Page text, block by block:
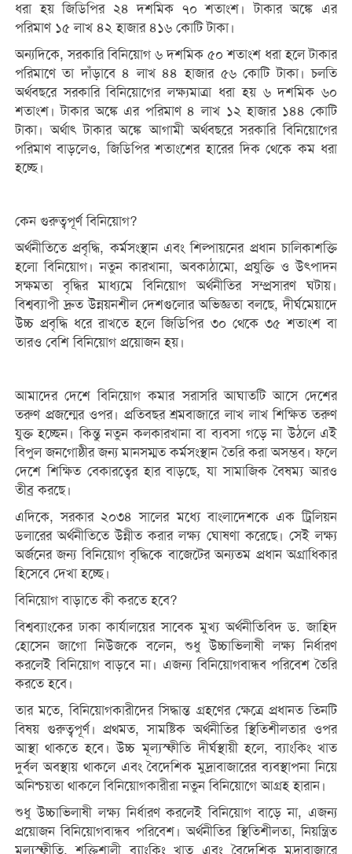
ধরা হয় জিডিপির ২৪ দশমিক ৭০ শতাংশ। টাকার অঙ্কে এর
পরিমাণ ১৫ লাখ ৪২ হাজার ৪১৬ কোটি টাকা।
অন্যদিকে, সরকারি বিনিয়োগ ৬ দশমিক ৫০ শতাংশ ধরা হলে টাকার
পরিমাণে তা দাঁড়াবে ৪ লাখ ৪৪ হাজার ৫৬ কোটি টাকা। চলতি
অর্থবছরে সরকারি বিনিয়োগের লক্ষ্যমাত্রা ধরা হয় ৬ দশমিক ৬০
শতাংশ। টাকার অঙ্কে এর পরিমাণ ৪ লাখ ১২ হাজার ১৪৪ কোটি
টাকা। অর্থাৎ টাকার অঙ্কে আগামী অর্থবছরে সরকারি বিনিয়োগের
পরিমাণ বাড়লেও, জিডিপির শতাংশের হারের দিক থেকে কম ধরা
হচ্ছে।
কেন গুরুত্বপূর্ণ বিনিয়োগ?
অর্থনীতিতে প্রবৃদ্ধি, কর্মসংস্থান এবং শিল্পায়নের প্রধান চালিকাশক্তি
হলো বিনিয়োগ। নতুন কারখানা, অবকাঠামো, প্রযুক্তি ও উৎপাদন
সক্ষমতা বৃদ্ধির মাধ্যমে বিনিয়োগ অর্থনীতির সম্প্রসারণ ঘটায়।
বিশ্বব্যাপী দ্রুত উন্নয়নশীল দেশগুলোর অভিজ্ঞতা বলছে, দীর্ঘমেয়াদে
উচ্চ প্রবৃদ্ধি ধরে রাখতে হলে জিডিপির ৩০ থেকে ৩৫ শতাংশ বা
তারও বেশি বিনিয়োগ প্রয়োজন হয়।
আমাদের দেশে বিনিয়োগ কমার সরাসরি আঘাতটি আসে দেশের
তরুণ প্রজন্মের ওপর। প্রতিবছর শ্রমবাজারে লাখ লাখ শিক্ষিত তরুণ
যুক্ত হচ্ছেন। কিন্তু নতুন কলকারখানা বা ব্যবসা গড়ে না উঠলে এই
বিপুল জনগোষ্ঠীর জন্য মানসম্মত কর্মসংস্থান তৈরি করা অসম্ভব। ফলে
দেশে শিক্ষিত বেকারত্বের হার বাড়ছে, যা সামাজিক বৈষম্য আরও
তীব্র করছে।
এদিকে, সরকার ২০৩৪ সালের মধ্যে বাংলাদেশকে এক ট্রিলিয়ন
ডলারের অর্থনীতিতে উন্নীত করার লক্ষ্য ঘোষণা করেছে। সেই লক্ষ্য
অর্জনের জন্য বিনিয়োগ বৃদ্ধিকে বাজেটের অন্যতম প্রধান অগ্রাধিকার
হিসেবে দেখা হচ্ছে।
বিনিয়োগ বাড়াতে কী করতে হবে?
বিশ্বব্যাংকের ঢাকা কার্যালয়ের সাবেক মুখ্য অর্থনীতিবিদ ড. জাহিদ
হোসেন জাগো নিউজকে বলেন, শুধু উচ্চাভিলাষী লক্ষ্য নির্ধারণ
করলেই বিনিয়োগ বাড়বে না। এজন্য বিনিয়োগবান্ধব পরিবেশ তৈরি
করতে হবে।
তার মতে, বিনিয়োগকারীদের সিদ্ধান্ত গ্রহণের ক্ষেত্রে প্রধানত তিনটি
বিষয় গুরুত্বপূর্ণ। প্রথমত, সামষ্টিক অর্থনীতির স্থিতিশীলতার ওপর
আস্থা থাকতে হবে। উচ্চ মূল্যস্ফীতি দীর্ঘস্থায়ী হলে, ব্যাংকিং খাত
দুর্বল অবস্থায় থাকলে এবং বৈদেশিক মুদ্রাবাজারের ব্যবস্থাপনা নিয়ে
অনিশ্চয়তা থাকলে বিনিয়োগকারীরা নতুন বিনিয়োগে আগ্রহ হারান।
শুধু উচ্চাভিলাষী লক্ষ্য নির্ধারণ করলেই বিনিয়োগ বাড়ে না, এজন্য
প্রয়োজন বিনিয়োগবান্ধব পরিবেশ। অর্থনীতির স্থিতিশীলতা, নিয়ন্ত্রিত